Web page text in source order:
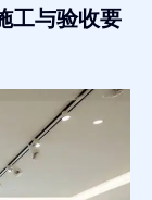
工与验收要